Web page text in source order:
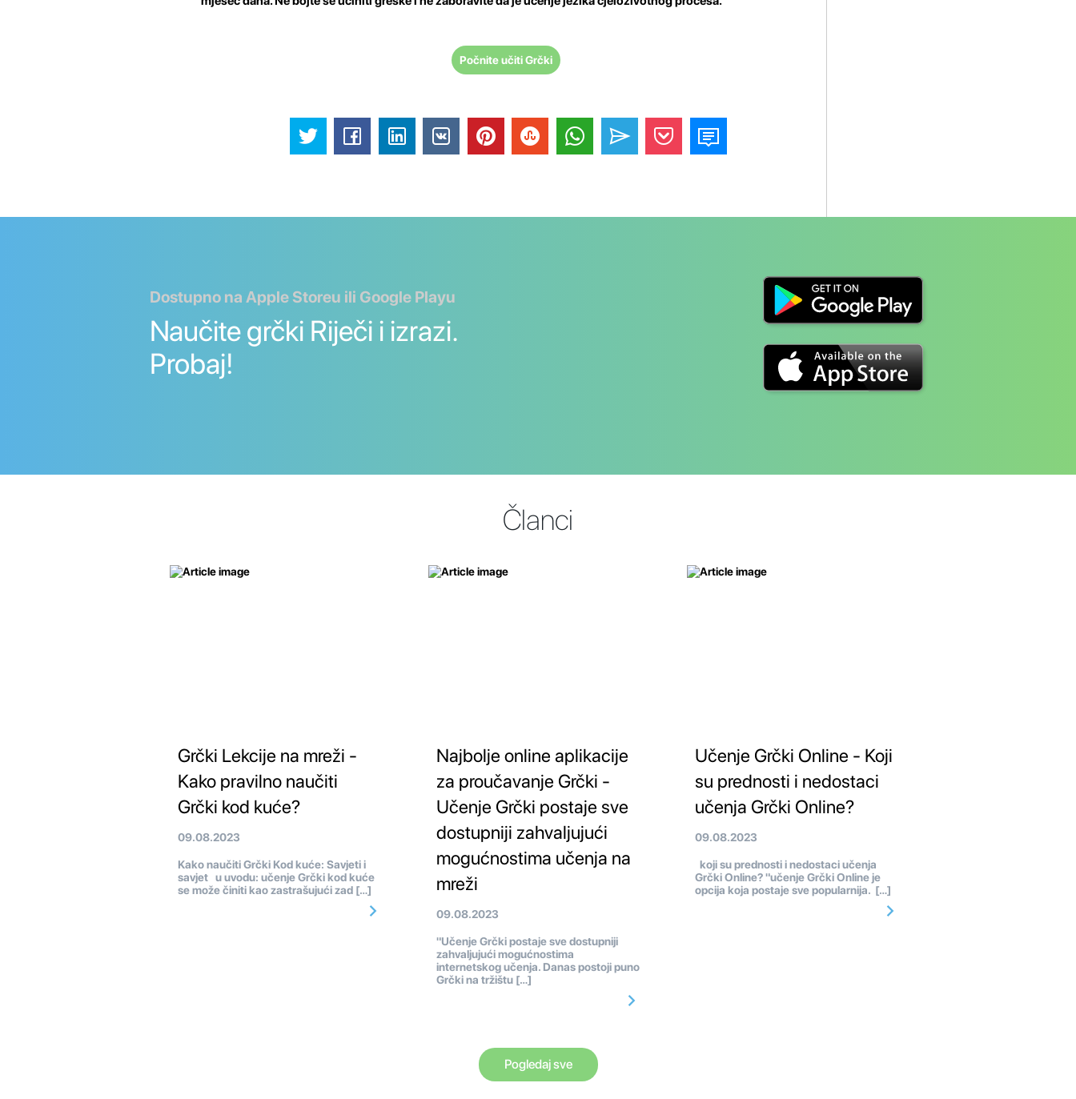
Počnite učiti Grčki
Dostupno na Apple Storeu ili Google Playu
Naučite grčki Riječi i izrazi.
Probaj!
Članci
Grčki Lekcije na mreži -
Kako pravilno naučiti
Grčki kod kuće?
09.08.2023
Kako naučiti Grčki Kod kuće: Savjeti i
savjet u uvodu: učenje Grčki kod kuće
se može činiti kao zastrašujući zad […]
Najbolje online aplikacije
za proučavanje Grčki -
Učenje Grčki postaje sve
dostupniji zahvaljujući
mogućnostima učenja na
mreži
09.08.2023
"Učenje Grčki postaje sve dostupniji
zahvaljujući mogućnostima
internetskog učenja. Danas postoji puno
Grčki na tržištu […]
Učenje Grčki Online - Koji
su prednosti i nedostaci
učenja Grčki Online?
09.08.2023
koji su prednosti i nedostaci učenja
Grčki Online? "učenje Grčki Online je
opcija koja postaje sve popularnija. […]
Pogledaj sve